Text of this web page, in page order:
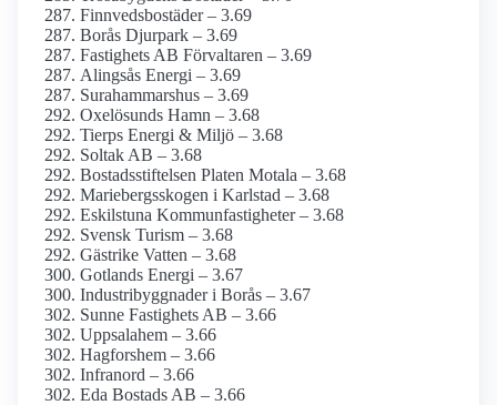
Finnvedsbostäder – 3.69
Borås Djurpark – 3.69
Fastighets AB Förvaltaren – 3.69
Alingsås Energi – 3.69
Surahammarshus – 3.69
Oxelösunds Hamn – 3.68
Tierps Energi & Miljö – 3.68
Soltak AB – 3.68
Bostadsstiftelsen Platen Motala – 3.68
Mariebergs­skogen i Karlstad – 3.68
Eskilstuna Kommunfastigheter – 3.68
Svensk Turism – 3.68
Gästrike Vatten – 3.68
Gotlands Energi – 3.67
Industribyggnader i Borås – 3.67
Sunne Fastighets AB – 3.66
Uppsalahem – 3.66
Hagforshem – 3.66
Infranord – 3.66
Eda Bostads AB – 3.66